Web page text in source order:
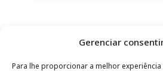
Gerenciar
Para lhe proporcionar a melhor